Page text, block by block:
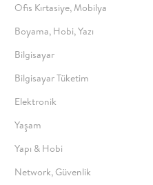
Ofis Kırtasiye, Mobilya
Boyama, Hobi, Yazı
Bilgisayar
Bilgisayar Tüketim
Elektronik
Yaşam
Yapı & Hobi
Network, Güvenlik